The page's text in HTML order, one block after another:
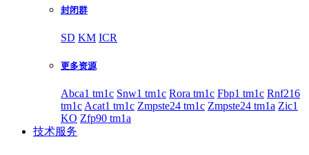
封闭群
SD KM ICR
更多资源
Abca1 tm1c Snw1 tm1c Rora tm1c Fbp1 tm1c Rnf216
tm1c Acat1 tm1c Zmpste24 tm1c Zmpste24 tm1a Zic1
KO Zfp90 tm1a
技术服务